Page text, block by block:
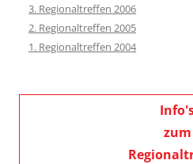
3. Regionaltreffen 2006
2. Regionaltreffen 2005
1. Regionaltreffen 2004
zum